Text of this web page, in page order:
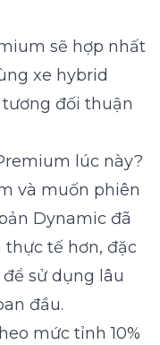
sẽ hợp nhất
xe hybrid
đối thuận
lúc này?
và muốn phiên
Dynamic đã
tế hơn, đặc
sử dụng lâu
đầu.
mức tỉnh 10%